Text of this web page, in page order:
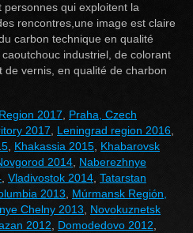
qui exploitent la
rencontres,une image est claire
carbon technique en qualité
industriel, de colorant
de vernis, en qualité de charbon
2017, Praha, Czech
2017, Leningrad region 2016,
, Khakassia 2015, Khabarovsk
2014, Naberezhnye
, Vladivostok 2014, Tatarstan
2013, Múrmansk Región,
Chelny 2013, Novokuznetsk
2012, Domodedovo 2012,